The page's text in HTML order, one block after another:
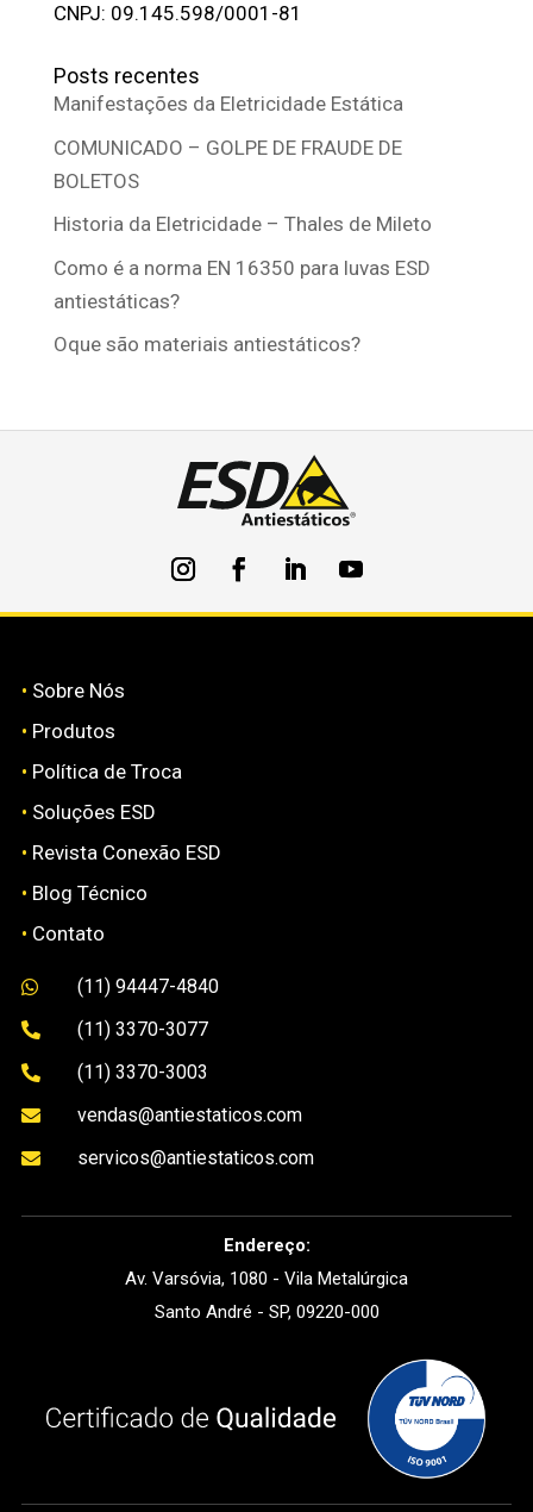
CNPJ: 09.145.598/0001-81
Posts recentes
Manifestações da Eletricidade Estática
COMUNICADO – GOLPE DE FRAUDE DE
BOLETOS
Historia da Eletricidade – Thales de Mileto
Como é a norma EN 16350 para luvas ESD
antiestáticas?
Oque são materiais antiestáticos?
• Sobre Nós
• Produtos
• Política de Troca
• Soluções ESD
• Revista Conexão ESD
• Blog Técnico
• Contato
 (11) 94447-4840
 (11) 3370-3077
 (11) 3370-3003
 vendas@antiestaticos.com
 servicos@antiestaticos.com
Endereço:
Av. Varsóvia, 1080 - Vila Metalúrgica
Santo André - SP, 09220-000